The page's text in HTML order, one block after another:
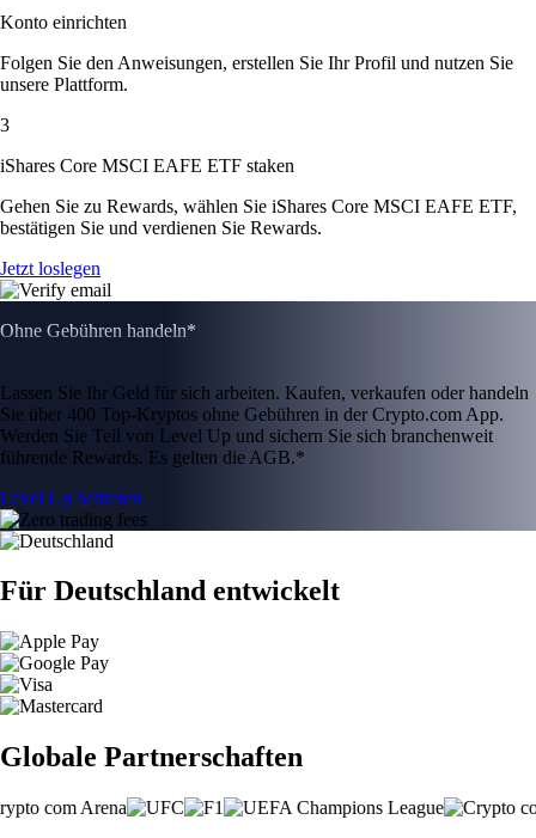
Konto einrichten
Folgen Sie den Anweisungen, erstellen Sie Ihr Profil und nutzen Sie
unsere Plattform.
3
iShares Core MSCI EAFE ETF staken
Gehen Sie zu Rewards, wählen Sie iShares Core MSCI EAFE ETF,
bestätigen Sie und verdienen Sie Rewards.
Jetzt loslegen
Ohne Gebühren handeln*
Lassen Sie Ihr Geld für sich arbeiten. Kaufen, verkaufen oder handeln
Sie über 400 Top-Kryptos ohne Gebühren in der Crypto.com App.
Werden Sie Teil von Level Up und sichern Sie sich branchenweit
führende Rewards. Es gelten die AGB.*
Level Up beitreten
Für Deutschland entwickelt
Globale Partnerschaften